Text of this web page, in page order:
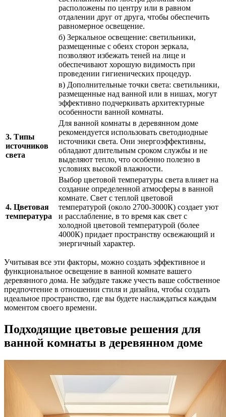
расположены по центру или в равном
отдалении друг от друга, чтобы обеспечить
равномерное освещение.
б) Зеркальное освещение: светильники,
размещенные с обеих сторон зеркала,
позволяют избежать теней на лице и
обеспечивают хорошую видимость при
проведении гигиенических процедур.
в) Дополнительные точки света: светильники,
размещенные над ванной или в нишах, могут
эффективно подчеркивать архитектурные
особенности ванной комнаты.
3. Типы
источников
света
Для ванной комнаты в деревянном доме
рекомендуется использовать светодиодные
источники света. Они энергоэффективны,
обладают длительным сроком службы и не
выделяют тепло, что особенно полезно в
условиях высокой влажности.
4. Цветовая
температура
Выбор цветовой температуры света влияет на
создание определенной атмосферы в ванной
комнате. Свет с теплой цветовой
температурой (около 2700-3000К) создает уют
и расслабление, в то время как свет с
холодной цветовой температурой (более
4000К) придает пространству освежающий и
энергичный характер.
Учитывая все эти факторы, можно создать эффективное и
функциональное освещение в ванной комнате вашего
деревянного дома. Не забудьте также учесть ваше собственное
предпочтение в отношении стиля и дизайна, чтобы создать
идеальное пространство, где вы будете наслаждаться каждым
моментом своего времени.
Подходящие цветовые решения для
ванной комнаты в деревянном доме